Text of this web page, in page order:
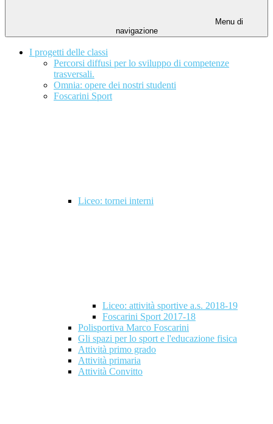
Menu di
navigazione
I progetti delle classi
Percorsi diffusi per lo sviluppo di competenze
trasversali.
Omnia: opere dei nostri studenti
Foscarini Sport
Liceo: tornei interni
Liceo: attività sportive a.s. 2018-19
Foscarini Sport 2017-18
Polisportiva Marco Foscarini
Gli spazi per lo sport e l'educazione fisica
Attività primo grado
Attività primaria
Attività Convitto